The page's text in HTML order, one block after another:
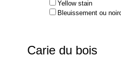
Yellow stain
Bleuissement ou
Carie du bois